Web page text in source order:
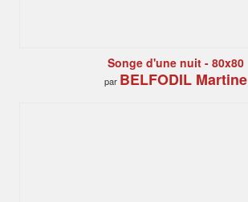
Songe d'une nuit - 80x80
par BELFODIL Martine